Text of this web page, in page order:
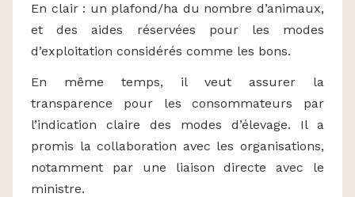
En clair : un plafond/ha du nombre d’animaux,
et des aides réservées pour les modes
d’exploitation considérés comme les bons.
En même temps, il veut assurer la
transparence pour les consommateurs par
l’indication claire des modes d’élevage. Il a
promis la collaboration avec les organisations,
notamment par une liaison directe avec le
ministre.